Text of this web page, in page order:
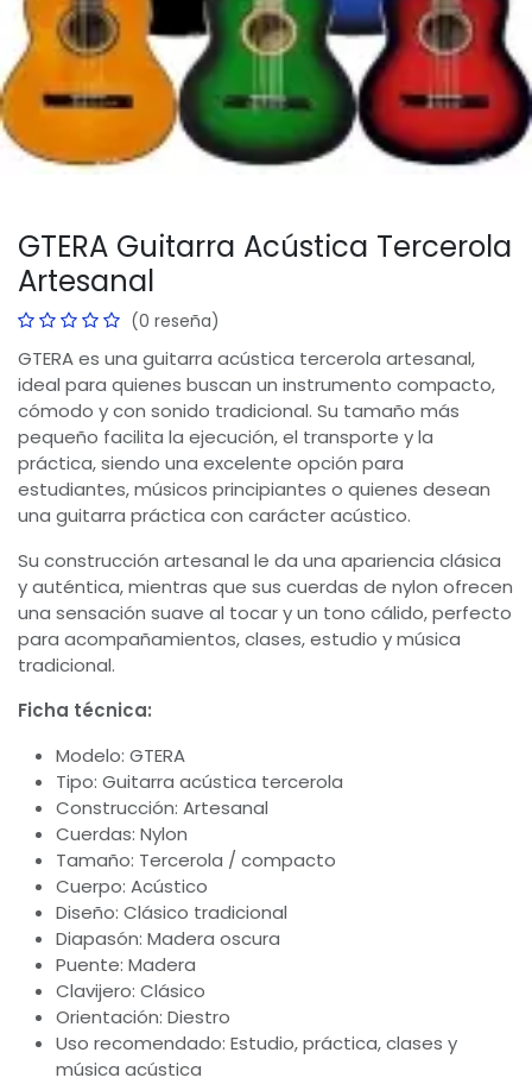
GTERA Guitarra Acústica Tercerola
Artesanal
(0 reseña)
GTERA es una guitarra acústica tercerola artesanal,
ideal para quienes buscan un instrumento compacto,
cómodo y con sonido tradicional. Su tamaño más
pequeño facilita la ejecución, el transporte y la
práctica, siendo una excelente opción para
estudiantes, músicos principiantes o quienes desean
una guitarra práctica con carácter acústico.
Su construcción artesanal le da una apariencia clásica
y auténtica, mientras que sus cuerdas de nylon ofrecen
una sensación suave al tocar y un tono cálido, perfecto
para acompañamientos, clases, estudio y música
tradicional.
Ficha técnica:
Modelo: GTERA
Tipo: Guitarra acústica tercerola
Construcción: Artesanal
Cuerdas: Nylon
Tamaño: Tercerola / compacto
Cuerpo: Acústico
Diseño: Clásico tradicional
Diapasón: Madera oscura
Puente: Madera
Clavijero: Clásico
Orientación: Diestro
Uso recomendado: Estudio, práctica, clases y
música acústica